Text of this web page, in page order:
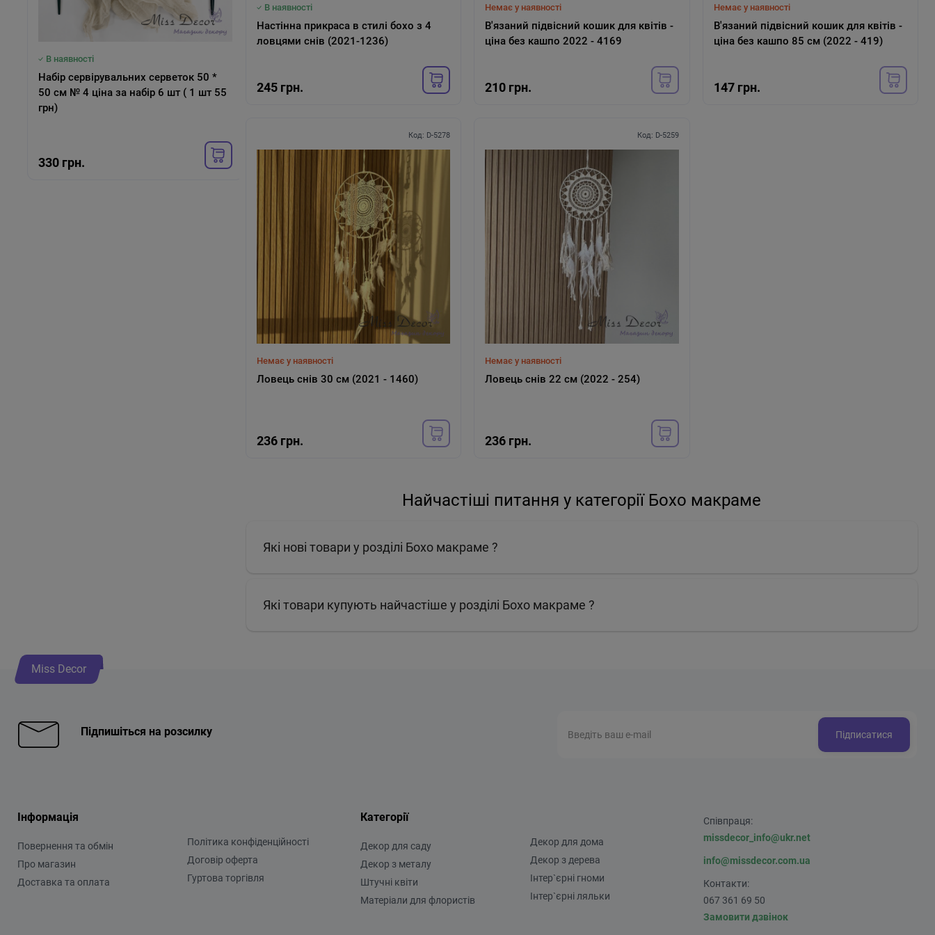
В наявності
Набір сервірувальних серветок 50 *
50 см № 4 ціна за набір 6 шт ( 1 шт 55
грн)
330 грн.
помаранчева від usb 30 см з
Декоративний настільний світильник
"Макарун" білий від usb 30 см (D-7672)
Декоративний настільний
"Макарун" рожевий від usb 30 см
В наявності
Настінна прикраса в стилі бохо з 4
ловцями снів (2021-1236)
245 грн.
Немає у наявності
В'язаний підвісний кошик для квітів -
ціна без кашпо 2022 - 4169
210 грн.
Немає у наявності
В'язаний підвісний кошик для квітів -
ціна без кашпо 85 см (2022 - 419)
147 грн.
Код: D-5278
Немає у наявності
Ловець снів 30 см (2021 - 1460)
236 грн.
Код: D-5259
Немає у наявності
Ловець снів 22 см (2022 - 254)
236 грн.
Найчастіші питання у категорії Бохо макраме
Які нові товари у розділі Бохо макраме ?
Які товари купують найчастіше у розділі Бохо макраме ?
Miss Decor
Підпишіться на розсилку Підписатися
Інформація
Повернення та обмін
Про магазин
Доставка та оплата
Політика конфіденційності
Договір оферта
Гуртова торгівля
Категорії
Декор для саду
Декор з металу
Штучні квіти
Матеріали для флористів
Декор для дома
Декор з дерева
Інтер`єрні гноми
Інтер`єрні ляльки
Співпраця:
missdecor_info@ukr.net
info@missdecor.com.ua
Контакти:
067 361 69 50
Замовити дзвінок